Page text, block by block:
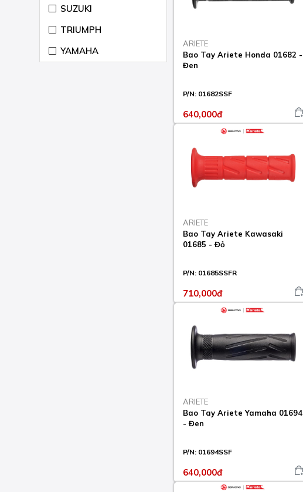
DESMODESICI RR 990
2007-09
DIAVEL 1200 2011-18
SUZUKI
TRIUMPH
YAMAHA
ARIETE
Bao Tay Ariete Honda 01682 -
Đen
P/N: 01682SSF
640,000đ
ARIETE
Bao Tay Ariete Kawasaki
01685 - Đỏ
P/N: 01685SSFR
710,000đ
ARIETE
Bao Tay Ariete Yamaha 01694
- Đen
P/N: 01694SSF
640,000đ